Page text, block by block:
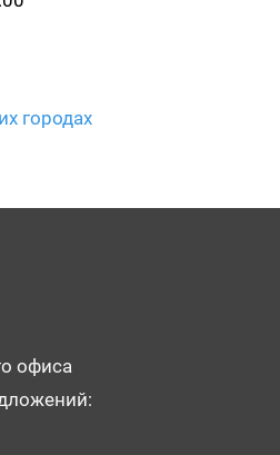
городах
офиса